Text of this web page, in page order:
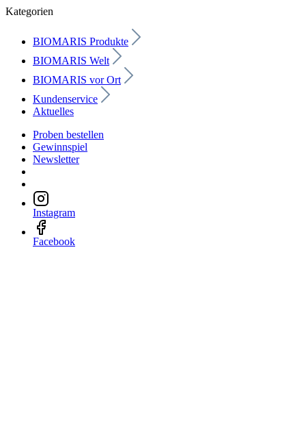
Kategorien
BIOMARIS Produkte
BIOMARIS Welt
BIOMARIS vor Ort
Kundenservice
Aktuelles
Proben bestellen
Gewinnspiel
Newsletter
Instagram
Facebook